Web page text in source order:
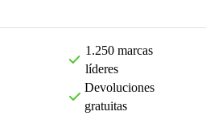
1.250 marcas
líderes
Devoluciones
gratuitas